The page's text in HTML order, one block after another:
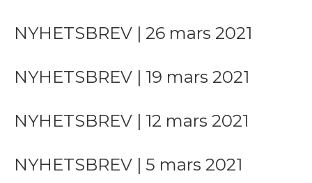
NYHETSBREV | 26 mars 2021
NYHETSBREV | 19 mars 2021
NYHETSBREV | 12 mars 2021
NYHETSBREV | 5 mars 2021